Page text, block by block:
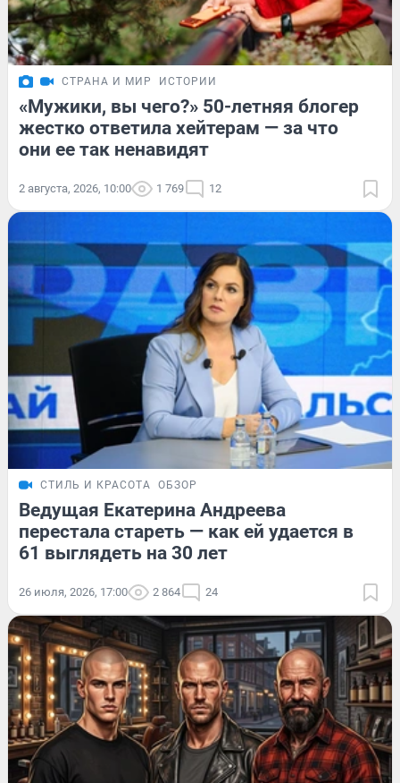
СТРАНА И МИР ИСТОРИИ
«Мужики, вы чего?» 50-летняя блогер
жестко ответила хейтерам — за что
они ее так ненавидят
2 августа, 2026, 10:00 1 769 12
СТИЛЬ И КРАСОТА ОБЗОР
Ведущая Екатерина Андреева
перестала стареть — как ей удается в
61 выглядеть на 30 лет
26 июля, 2026, 17:00 2 864 24